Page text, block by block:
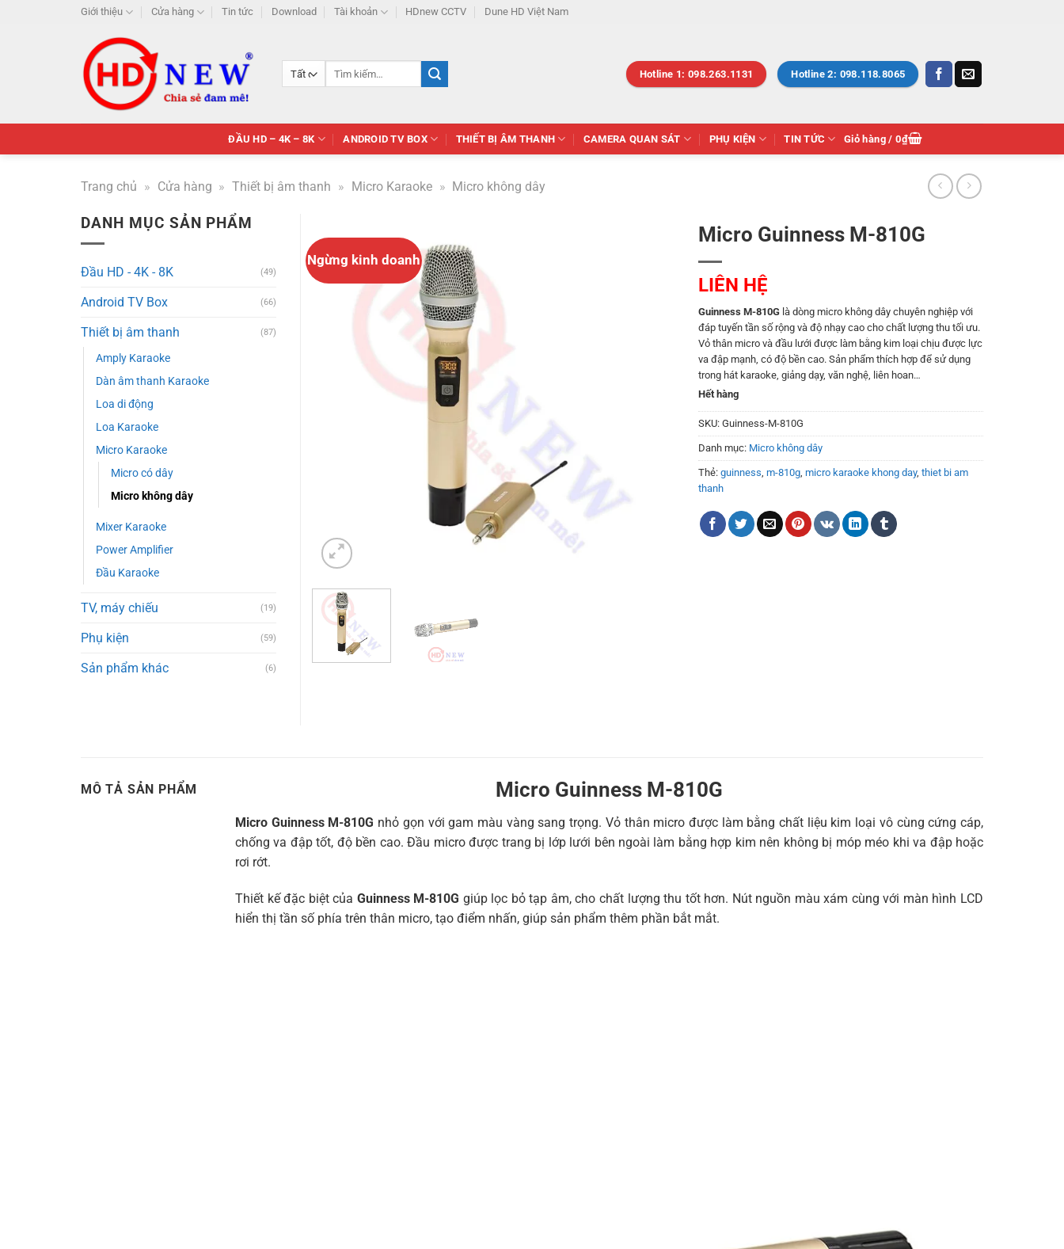
Giới thiệu Cửa hàng Tin tức Download Tài khoản HDnew CCTV Dune HD Việt Nam
Hotline 1: 098.263.1131 Hotline 2: 098.118.8065
ĐẦU HD – 4K – 8K ANDROID TV BOX THIẾT BỊ ÂM THANH CAMERA QUAN SÁT PHỤ KIỆN TIN TỨC Giỏ hàng /0₫
Trang chủ » Cửa hàng » Thiết bị âm thanh » Micro Karaoke » Micro không dây
Ngừng kinh doanh
Micro Guinness M-810G
LIÊN HỆ
Guinness M-810G là dòng micro không dây chuyên nghiệp với
đáp tuyến tần số rộng và độ nhạy cao cho chất lượng thu tối ưu.
Vỏ thân micro và đầu lưới được làm bằng kim loại chịu được lực
va đập mạnh, có độ bền cao. Sản phẩm thích hợp để sử dụng
trong hát karaoke, giảng dạy, văn nghệ, liên hoan…
Hết hàng
SKU: Guinness-M-810G
Danh mục: Micro không dây
Thẻ: guinness, m-810g, micro karaoke khong day, thiet bi am
thanh
DANH MỤC SẢN PHẨM
Đầu HD - 4K - 8K (49)
Android TV Box (66)
Thiết bị âm thanh (87)
Amply Karaoke
Dàn âm thanh Karaoke
Loa di động
Loa Karaoke
Micro Karaoke
Micro có dây
Micro không dây
Mixer Karaoke
Power Amplifier
Đầu Karaoke
TV, máy chiếu (19)
Phụ kiện (59)
Sản phẩm khác (6)
MÔ TẢ SẢN PHẨM Micro Guinness M-810G
Micro Guinness M-810G nhỏ gọn với gam màu vàng sang trọng. Vỏ thân micro được làm bằng chất liệu kim loại vô cùng cứng cáp,
chống va đập tốt, độ bền cao. Đầu micro được trang bị lớp lưới bên ngoài làm bằng hợp kim nên không bị móp méo khi va đập hoặc
rơi rớt.
Thiết kế đặc biệt của Guinness M-810G giúp lọc bỏ tạp âm, cho chất lượng thu tốt hơn. Nút nguồn màu xám cùng với màn hình LCD
hiển thị tần số phía trên thân micro, tạo điểm nhấn, giúp sản phẩm thêm phần bắt mắt.